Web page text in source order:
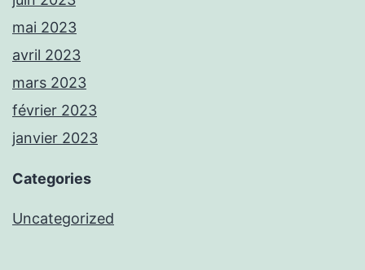
mai 2023
avril 2023
mars 2023
février 2023
janvier 2023
Categories
Uncategorized